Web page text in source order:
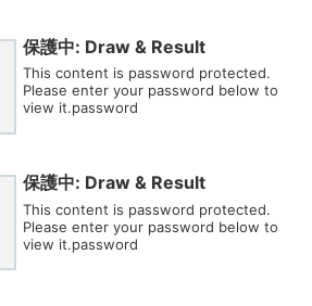
保護中: Draw & Result
This content is password protected.
Please enter your password below to
view it.password
保護中: Draw & Result
This content is password protected.
Please enter your password below to
view it.password